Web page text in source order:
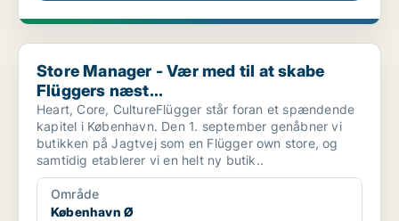
Store Manager - Vær med til at skabe Flüggers næst...
Store Manager - Vær med til at skabe
Flüggers næst...
Heart, Core, CultureFlügger står foran et spændende
kapitel i København. Den 1. september genåbner vi
butikken på Jagtvej som en Flügger own store, og
samtidig etablerer vi en helt ny butik..
Område
København Ø